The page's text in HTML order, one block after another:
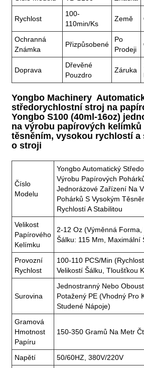
Rychlost
100-
110min/ks
Země
Ochranná
Známka
Přizpůsobené
Po
Prodeji
Doprava
Dřevěné
Pouzdro
Záruka
Yongbo Machinery
středorychlostní stroj na
Yongbo S100 (40ml-16oz)
na výrobu papírových kelímků
těsněním, vysokou rychlostí
o stroji
Číslo
Modelu
Yongbo Automatický
Výrobu Papírových
Jednorázové Zařízení Na
Pohárků S Vysokým
Rychlostí A Stabilitou
Velikost
Papírového
Kelímku
2-12 Oz (výměnná Forma,
Šálku: 115 Mm, Maximální
Provozní
Rychlost
100-110 PCS/min
Velikostí Šálku, Tloušťkou
Surovina
Jednostranný Nebo
Potažený PE (vhodný Pro
Studené Nápoje)
Gramová
Hmotnost
Papíru
150-350 Gramů Na Metr
Napětí
50/60HZ, 380V/220V